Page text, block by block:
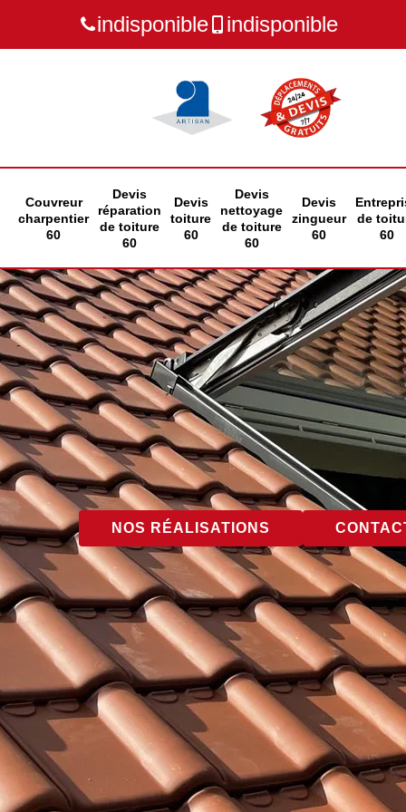
indisponible indisponible
Couvreur
charpentier
60
Devis
réparation
de toiture
60
Devis
toiture
60
Devis
nettoyage
de toiture
60
Devis
zingueur
60
de
60
NOS RÉALISATIONS